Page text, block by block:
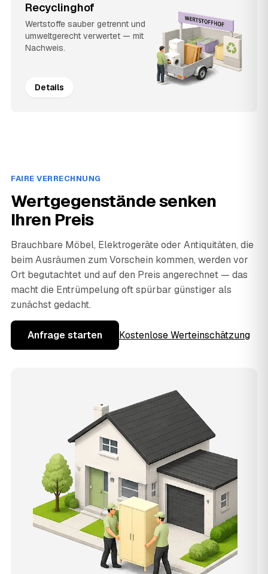
Recyclinghof
Wertstoffe sauber getrennt und
umweltgerecht verwertet — mit
Nachweis.
Details
FAIRE VERRECHNUNG
Wertgegenstände senken
Ihren Preis
Brauchbare Möbel, Elektrogeräte oder Antiquitäten, die
beim Ausräumen zum Vorschein kommen, werden vor
Ort begutachtet und auf den Preis angerechnet — das
macht die Entrümpelung oft spürbar günstiger als
zunächst gedacht.
Anfrage starten Kostenlose Werteinschätzung